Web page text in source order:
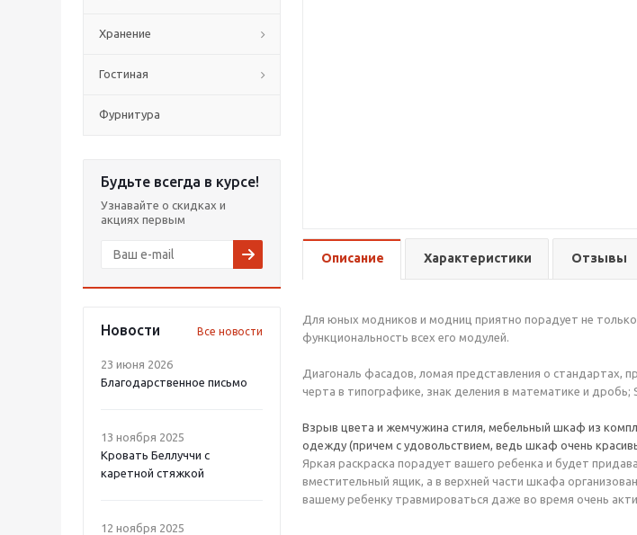
Хранение
Гостиная
Фурнитура
Будьте всегда в курсе!
Узнавайте о скидках и
акциях первым
Новости Все новости
23 июня 2026
Благодарственное письмо
13 ноября 2025
Кровать Беллуччи с
каретной стяжкой
12 ноября 2025
Описание Характеристики Отзывы
Для юных модников и модниц приятно порадует не
функциональность всех его модулей.
Диагональ фасадов, ломая представления о стандартах,
черта в типографике, знак деления в математике и дробь;
Взрыв цвета и жемчужина стиля, мебельный шкаф из
одежду (причем с удовольствием, ведь шкаф очень
Яркая раскраска порадует вашего ребенка и будет
вместительный ящик, а в верхней части шкафа
вашему ребенку травмироваться даже во время очень